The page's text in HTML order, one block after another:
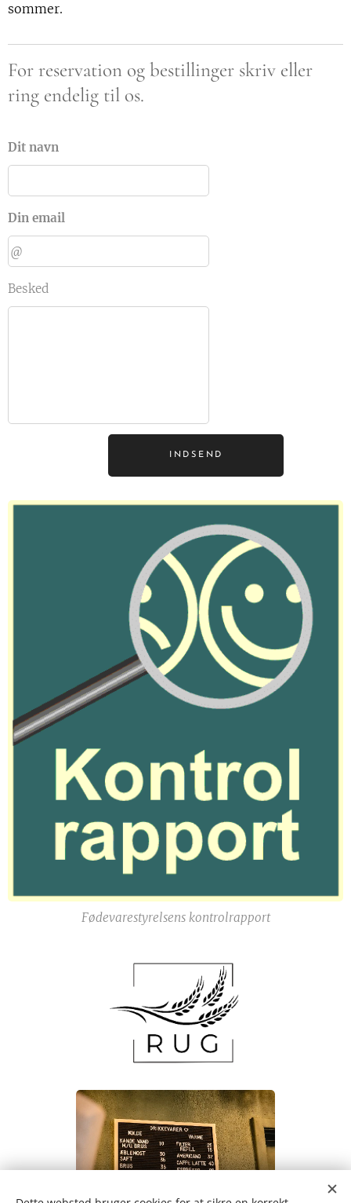
sommer.
For reservation og bestillinger skriv eller
ring endelig til os.
Dit navn
Din email
Besked
INDSEND
Fødevarestyrelsens kontrolrapport